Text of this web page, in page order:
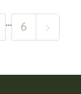
... 6